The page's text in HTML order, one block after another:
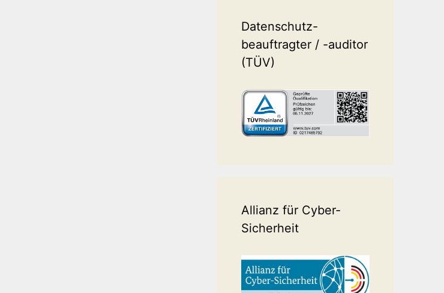
Datenschutz-
beauftragter / -auditor
(TÜV)
Allianz für Cyber-
Sicherheit